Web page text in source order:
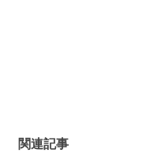
関連記事